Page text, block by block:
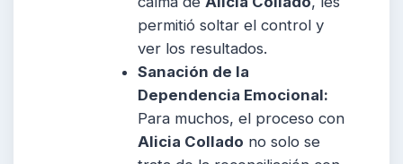
permitió soltar el control y
ver los resultados.
Sanación de la
Dependencia Emocional:
Para muchos, el proceso con
Alicia Collado no solo se